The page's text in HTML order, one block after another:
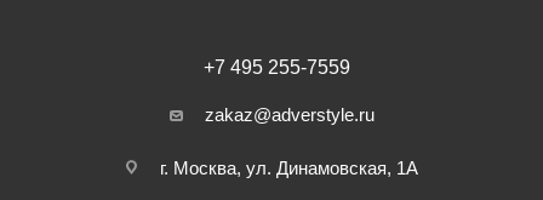
+7 495 255-7559
zakaz@adverstyle.ru
г. Москва, ул. Динамовская, 1А